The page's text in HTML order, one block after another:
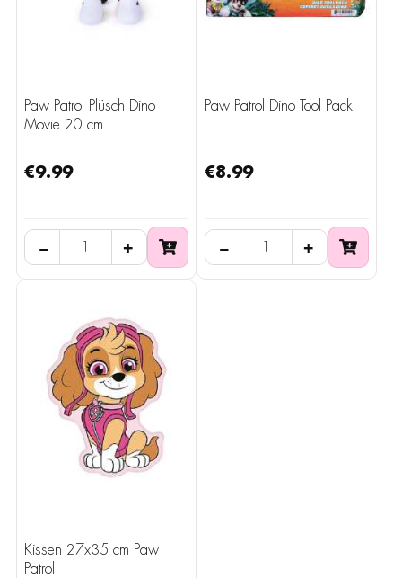
Paw Patrol Plüsch Dino
Movie 20 cm
€9.99
− +
Paw Patrol Dino Tool Pack
€8.99
− +
Kissen 27x35 cm Paw
Patrol